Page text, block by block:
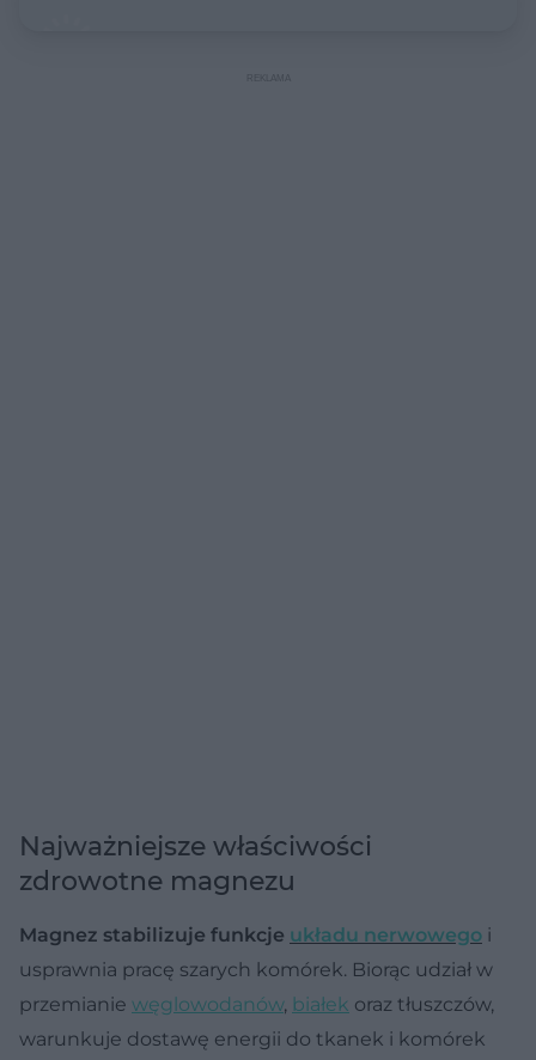
Najważniejsze właściwości
zdrowotne magnezu
Magnez stabilizuje funkcje układu nerwowego i
usprawnia pracę szarych komórek. Biorąc udział w
przemianie węglowodanów, białek oraz tłuszczów,
warunkuje dostawę energii do tkanek i komórek